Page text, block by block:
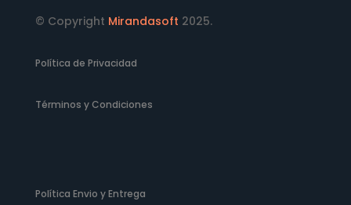
© Copyright Mirandasoft 2025.
Política de Privacidad
Términos y Condiciones
Política Envio y Entrega